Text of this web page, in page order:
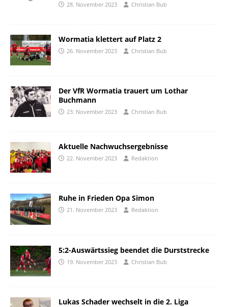
28. November 2023 Christian Bub
Wormatia klettert auf Platz 2
26. November 2023 Christian Bub
Der VfR Wormatia trauert um Lothar
Buchmann
23. November 2023 Christian Bub
Aktuelle Nachwuchsergebnisse
22. November 2023 Redaktion
Ruhe in Frieden Opa Simon
21. November 2023 Redaktion
5:2-Auswärtssieg beendet die Durststrecke
19. November 2023 Christian Bub
Lukas Schader wechselt in die 2. Liga